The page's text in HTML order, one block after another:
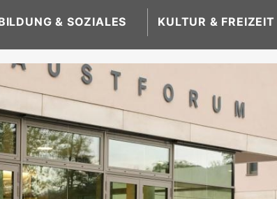
& SOZIALES KULTUR & FREIZEIT